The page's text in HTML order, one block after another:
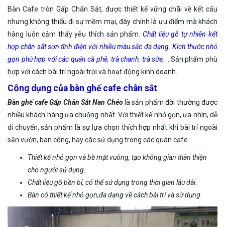
Bàn Cafe tròn Gấp Chân Sắt, được thiết kế vững chãi về kết cấu
nhưng không thiếu đi sự mềm mại, đây chính là ưu điểm mà khách
hàng luôn cảm thấy yêu thích sản phẩm. Chất liệu gỗ tự nhiên kết
hợp chân sắt sơn tĩnh điện với nhiều màu sắc đa dạng. Kích thước nhỏ
gọn phù hợp với các quán cà phê, trà chanh, trà sữa, …Sản phẩm phù
hợp với cách bài trí ngoài trời và hoạt động kinh doanh.
Công dụng của bàn ghế cafe chân sắt
Bàn ghế cafe Gấp Chân Sắt Nan Chéo là sản phẩm đời thường được
nhiều khách hàng ưa chuộng nhất. Với thiết kế nhỏ gọn, ưa nhìn, dễ
di chuyển, sản phẩm là sự lựa chọn thích hợp nhất khi bài trí ngoài
săn vườn, ban công, hay các sử dụng trong các quán cafe
Thiết kế nhỏ gọn và bề mặt vuông, tạo không gian thân thiện
cho người sử dụng.
Chất liệu gỗ bền bỉ, có thể sử dụng trong thời gian lâu dài.
Bàn có thiết kế nhỏ gọn,đa dạng về cách bài trí và sử dụng.